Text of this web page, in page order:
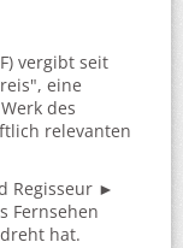
vergibt seit
eine
des
relevanten
Regisseur ►
Fernsehen
hat.